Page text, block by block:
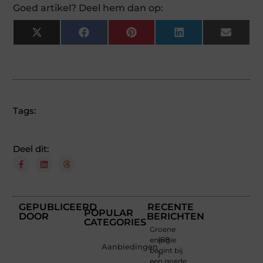
Goed artikel? Deel hem dan op:
X
(Twitter)
Facebook Pinterest LinkedIn Email
Tags:
Deel dit:
GEPUBLICEERD
DOOR
POPULAR
CATEGORIES
Aanbiedingen
(68
)
RECENTE
BERICHTEN
Groene
energie
begint bij
een goede